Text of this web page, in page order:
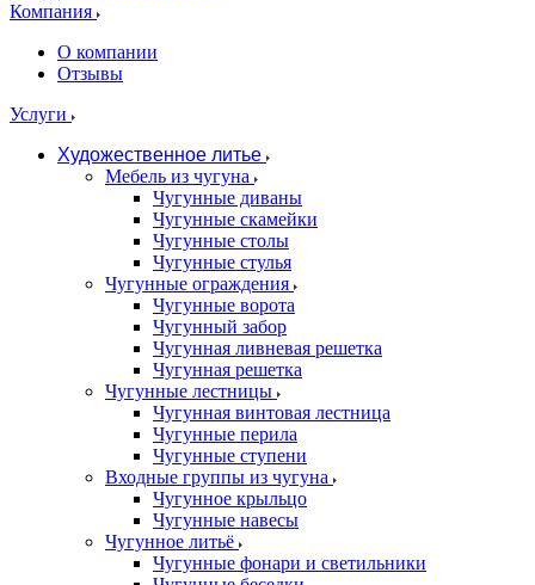
Компания
О компании
Отзывы
Услуги
Художественное литье
Мебель из чугуна
Чугунные диваны
Чугунные скамейки
Чугунные столы
Чугунные стулья
Чугунные ограждения
Чугунные ворота
Чугунный забор
Чугунная ливневая решетка
Чугунная решетка
Чугунные лестницы
Чугунная винтовая лестница
Чугунные перила
Чугунные ступени
Входные группы из чугуна
Чугунное крыльцо
Чугунные навесы
Чугунное литьё
Чугунные фонари и светильники